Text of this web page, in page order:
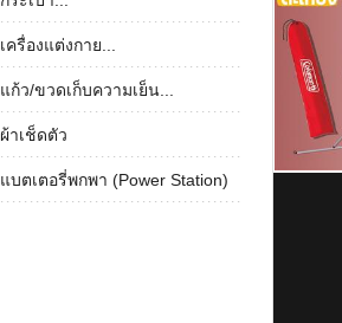
เครื่องแต่งกาย...
แก้ว/ขวดเก็บความเย็น...
ผ้าเช็ดตัว
แบตเตอรี่พกพา (Power Station)